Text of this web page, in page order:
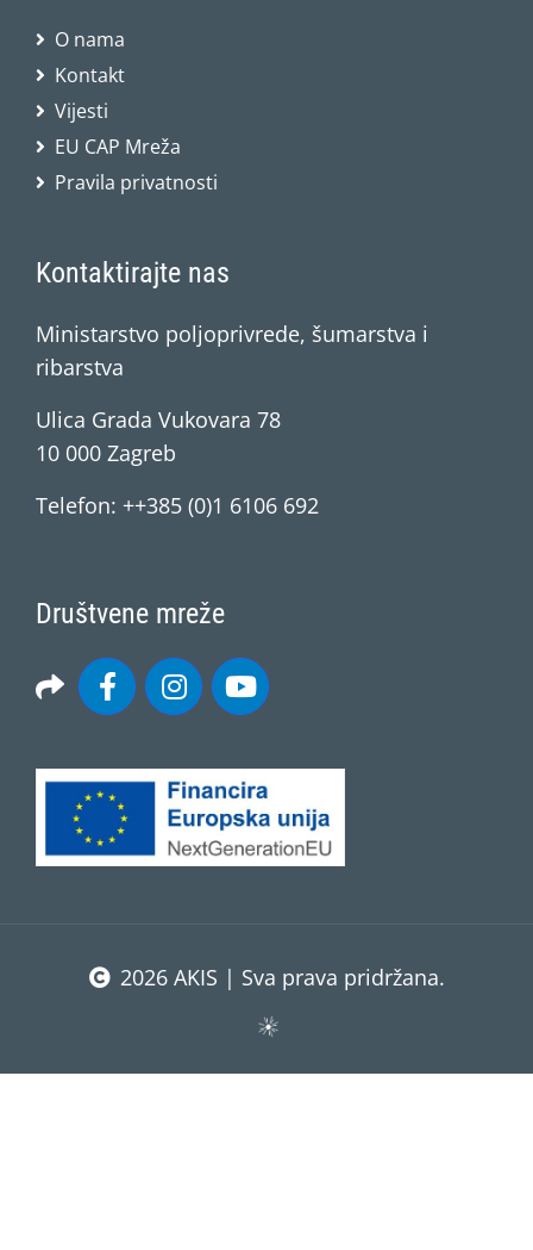
O nama
Kontakt
Vijesti
EU CAP Mreža
Pravila privatnosti
Kontaktirajte nas
Ministarstvo poljoprivrede, šumarstva i
ribarstva
Ulica Grada Vukovara 78
10 000 Zagreb
Telefon: ++385 (0)1 6106 692
Društvene mreže
2026 AKIS | Sva prava pridržana.